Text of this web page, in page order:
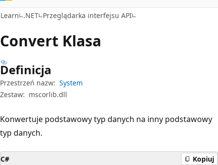
Learn .NET Przeglądarka interfejsu API
Convert Klasa
Definicja
Przestrzeń nazw: System
Zestaw: mscorlib.dll
Konwertuje podstawowy typ danych na inny podstawowy
typ danych.
C# Kopiuj